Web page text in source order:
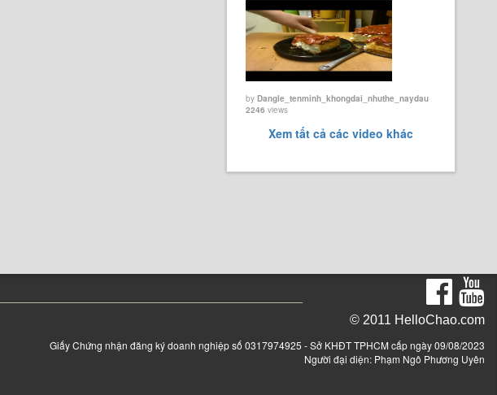
byDangle_tenminh_khongdai_nhuthe_naydau
2246 views
Xem tất cả các video khác
© 2011 HelloChao.com
Giấy Chứng nhận đăng ký doanh nghiệp số 0317974925 - Sở KHĐT TPHCM cấp ngày 09/08/2023
Người đại diện: Phạm Ngô Phương Uyên